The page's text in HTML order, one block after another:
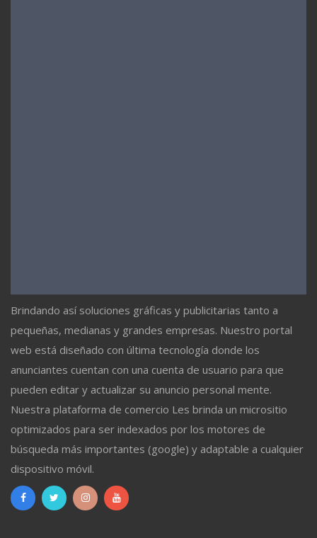
Brindando así soluciones gráficas y publicitarias tanto a
pequeñas, medianas y grandes empresas. Nuestro portal
web está diseñado con última tecnología donde los
anunciantes cuentan con una cuenta de usuario para que
pueden editar y actualizar su anuncio personal mente.
Nuestra plataforma de comercio Les brinda un micrositio
optimizados para ser indexados por los motores de
búsqueda más importantes (google) y adaptable a cualquier
dispositivo móvil.